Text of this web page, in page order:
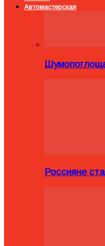
Автомастерская
Россияне